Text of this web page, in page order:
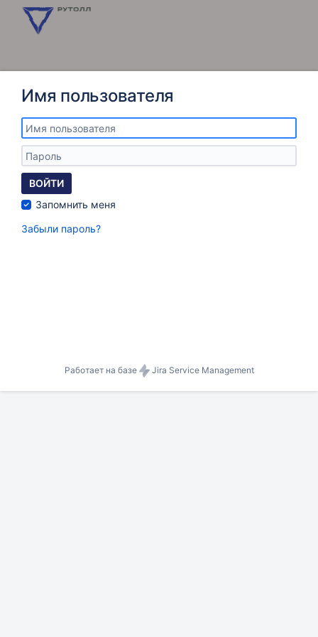
Имя пользователя
ВОЙТИ
Запомнить меня
Забыли пароль?
Работает на базе Jira Service Management